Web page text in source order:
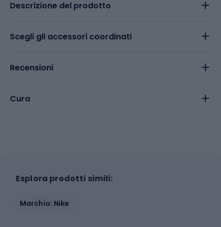
Descrizione del prodotto
Scegli gli accessori coordinati
Recensioni
Cura
Esplora prodotti simili:
Marchio: Nike